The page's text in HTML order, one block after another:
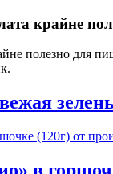
крайне
полезно для